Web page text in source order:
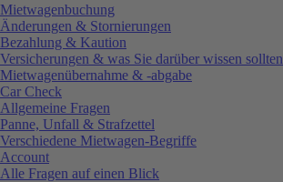
Mietwagenbuchung
Änderungen & Stornierungen
Bezahlung & Kaution
Versicherungen & was Sie darüber wissen sollten
Mietwagenübernahme & -abgabe
Car Check
Allgemeine Fragen
Panne, Unfall & Strafzettel
Verschiedene Mietwagen-Begriffe
Account
Alle Fragen auf einen Blick